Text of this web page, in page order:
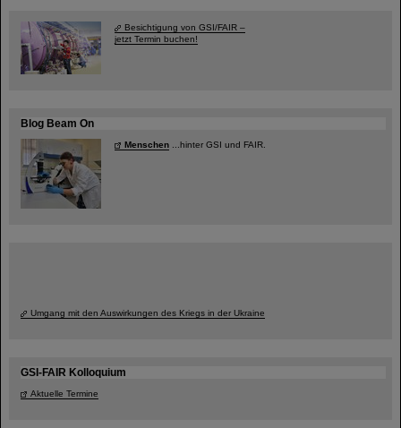
Besichtigung von GSI/FAIR –
jetzt Termin buchen!
Blog Beam On
Menschen ...hinter GSI und FAIR.
Umgang mit den Auswirkungen des Kriegs in der Ukraine
GSI-FAIR Kolloquium
Aktuelle Termine